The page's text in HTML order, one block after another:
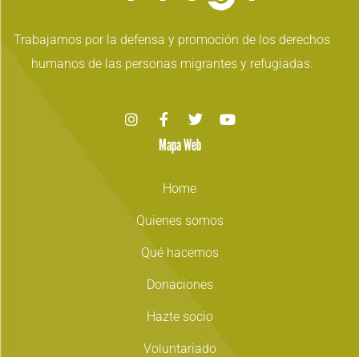
Trabajamos por la defensa y promoción de los derechos
humanos de las personas migrantes y refugiadas.
Mapa Web
Home
Quienes somos
Qué hacemos
Donaciones
Hazte socio
Voluntariado